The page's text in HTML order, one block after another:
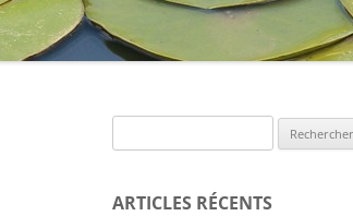
ARTICLES RÉCENTS